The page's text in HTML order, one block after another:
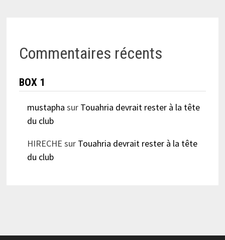
Commentaires récents
BOX 1
mustapha sur Touahria devrait rester à la tête
du club
HIRECHE sur Touahria devrait rester à la tête
du club